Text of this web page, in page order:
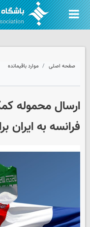
صفحه اصلی موارد باقیمانده
ارسال محموله
فرانسه به ایران